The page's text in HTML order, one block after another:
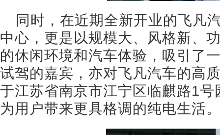
同时，在近期全新开业的飞凡
中心，更是以规模大、风格新、
的休闲环境和汽车体验，吸引了
试驾的嘉宾，亦对飞凡汽车的高
于江苏省南京市江宁区临麒路1
为用户带来更具格调的纯电生活